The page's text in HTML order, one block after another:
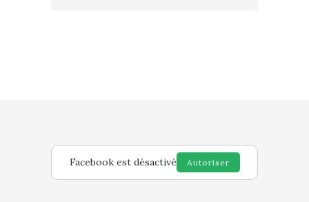
Facebook est désactivé Autoriser